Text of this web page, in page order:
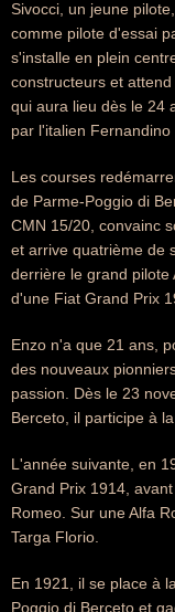
Sivocci, un jeune
comme pilote d'essai
s'installe en plein
constructeurs et
qui aura lieu dès le 24
par l'italien Fernandino
Les courses
de Parme-Poggio di
CMN 15/20, convainc
et arrive quatrième de
derrière le grand pilote
d'une Fiat Grand Prix
Enzo n'a que 21 ans,
des nouveaux
passion. Dès le 23
Berceto, il participe à
L'année suivante, en
Grand Prix 1914,
Romeo. Sur une Alfa
Targa Florio.
En 1921, il se place à
Poggio di Berceto et